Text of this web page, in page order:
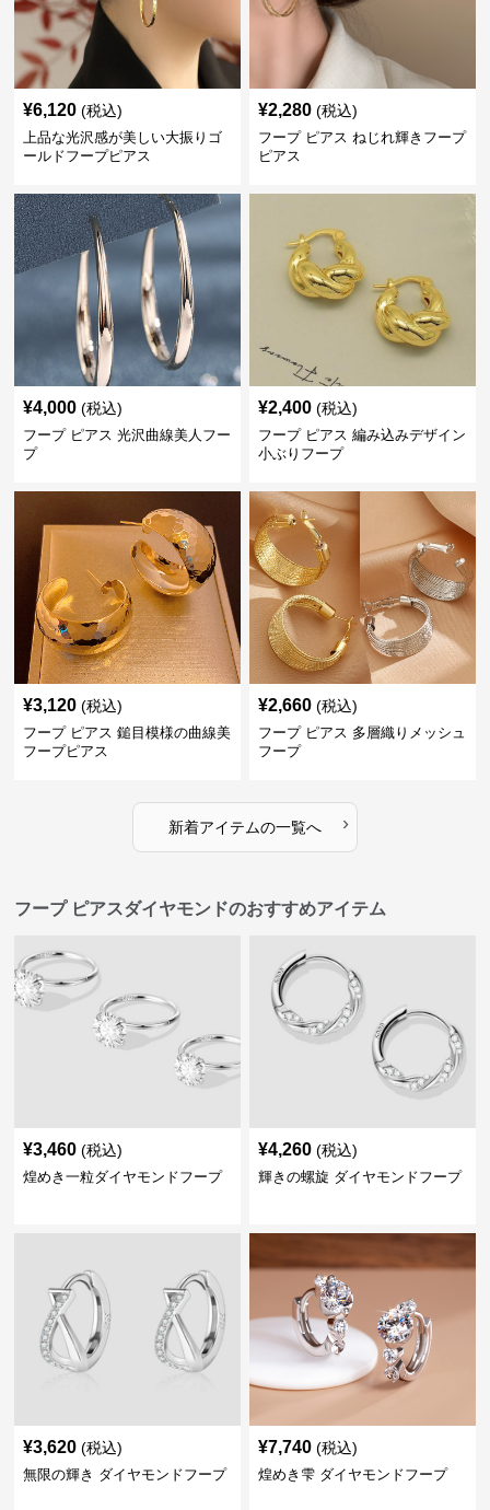
¥6,120 (税込)
上品な光沢感が美しい大振りゴ
ールドフープピアス
¥2,280 (税込)
フープ ピアス ねじれ輝きフープ
ピアス
¥4,000 (税込)
フープ ピアス 光沢曲線美人フー
プ
¥2,400 (税込)
フープ ピアス 編み込みデザイン
小ぶりフープ
¥3,120 (税込)
フープ ピアス 鎚目模様の曲線美
フープピアス
¥2,660 (税込)
フープ ピアス 多層織りメッシュ
フープ
新着アイテムの一覧へ ›
フープ ピアスダイヤモンドのおすすめアイテム
¥3,460 (税込)
煌めき一粒ダイヤモンドフープ
¥4,260 (税込)
輝きの螺旋 ダイヤモンドフープ
¥3,620 (税込)
無限の輝き ダイヤモンドフープ
¥7,740 (税込)
煌めき雫 ダイヤモンドフープ